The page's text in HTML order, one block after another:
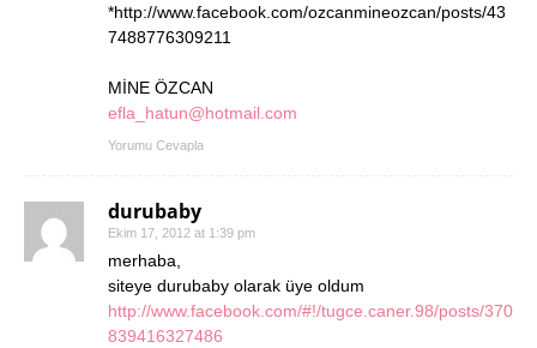
*http://www.facebook.com/ozcanmineozcan/posts/43
7488776309211
MİNE ÖZCAN
efla_hatun@hotmail.com
Yorumu Cevapla
durubaby
Ekim 17, 2012 at 1:39 pm
merhaba,
siteye durubaby olarak üye oldum
http://www.facebook.com/#!/tugce.caner.98/posts/370
839416327486